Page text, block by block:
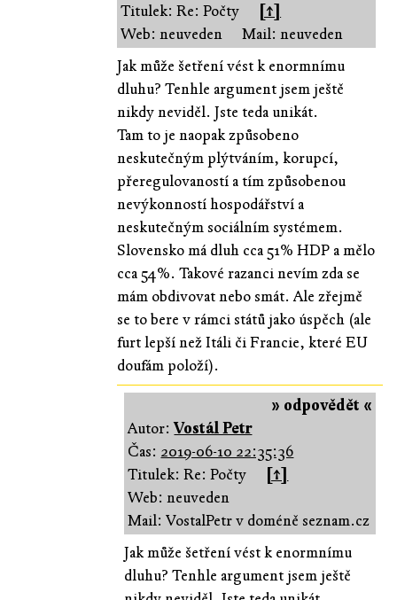
Titulek: Re: Počty
[↑]
Web: neuveden
Mail: neuveden
Jak může šetření vést k enormnímu
dluhu? Tenhle argument jsem ještě
nikdy neviděl. Jste teda unikát.
Tam to je naopak způsobeno
neskutečným plýtváním, korupcí,
přeregulovaností a tím způsobenou
nevýkonností hospodářství a
neskutečným sociálním systémem.
Slovensko má dluh cca 51% HDP a mělo
cca 54%. Takové razanci nevím zda se
mám obdivovat nebo smát. Ale zřejmě
se to bere v rámci států jako úspěch (ale
furt lepší než Itáli či Francie, které EU
doufám položí).
» odpovědět «
Autor:Vostál Petr
Čas: 2019-06-10 22:35:36
Titulek: Re: Počty
[↑]
Web: neuveden
Mail: VostalPetr v doméně seznam.cz
Jak může šetření vést k enormnímu
dluhu? Tenhle argument jsem ještě